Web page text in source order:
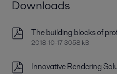
Downloads
The building blocks of
2018-10-17 3058 kB
Innovative Rendering